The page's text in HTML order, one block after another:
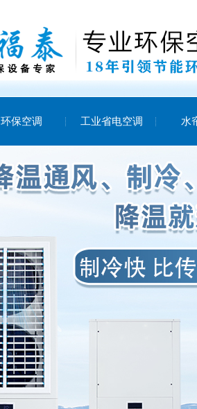
环保空调 工业省电空调 水